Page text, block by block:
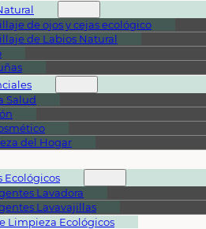
de ojos y cejas ecológico
de Labios Natural
Salud
del Hogar
Ecológicos
Lavadora
Lavavajillas
Limpieza Ecológicos